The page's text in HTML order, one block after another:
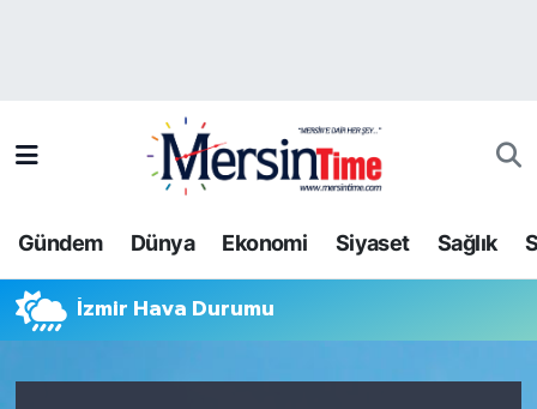
Gündem Dünya Ekonomi Siyaset Sağlık
İzmir Hava Durumu
Bilim-Teknoloji
Dünya
Trafik Durumu
Tüm Manşetler